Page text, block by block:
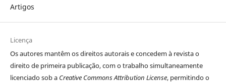
Artigos
Licença
Os autores mantêm os direitos autorais e concedem à revista o
direito de primeira publicação, com o trabalho simultaneamente
licenciado sob a Creative Commons Attribution License, permitindo o